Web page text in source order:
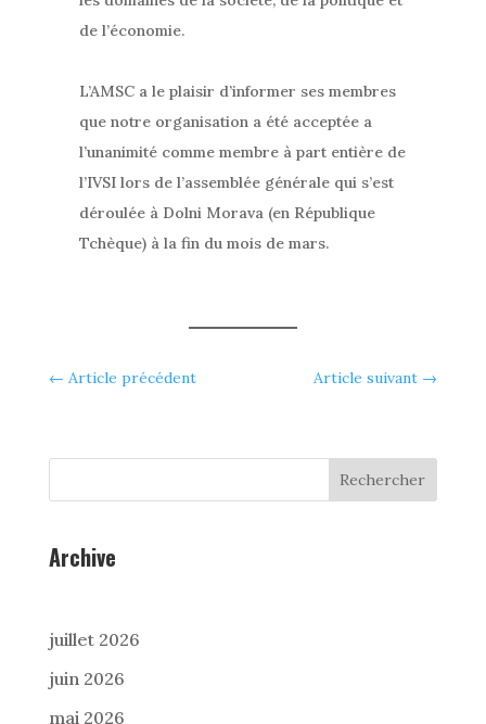
de l’économie.
L’AMSC a le plaisir d’informer ses membres
que notre organisation a été acceptée a
l’unanimité comme membre à part entière de
l’IVSI lors de l’assemblée générale qui s’est
déroulée à Dolni Morava (en République
Tchèque) à la fin du mois de mars.
← Article précédent Article suivant →
Rechercher
Archive
juillet 2026
juin 2026
mai 2026